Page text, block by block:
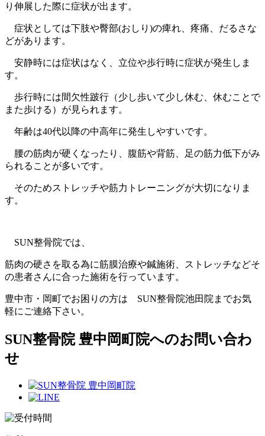
り伸展した際に症状が出ます。
症状としては下肢や臀部(おしり)の痺れ、疼痛、だるさな
どがあります。
安静時には症状はなく、立位や歩行時に症状が発生しま
す。
歩行時には間欠性跛行（少し歩いて少し休む、休むことで
また歩ける）が見られます。
年齢は40代以降の中高年に発生しやすいです。
腰の筋肉が硬くなったり、腹筋や背筋、足の筋力低下がみ
られることが多いです。
そのためストレッチや筋力トレーニングが大切になりま
す。
SUN整骨院では、
筋肉の硬さを取る為に筋膜治療や鍼施術、ストレッチなどそ
の患者さんに合った施術を行っています。
豊中市・岡町でお困りの方は SUN整骨院池田院までお気
軽にご連絡下さい。
SUN整骨院 豊中岡町院へのお問い合わ
せ